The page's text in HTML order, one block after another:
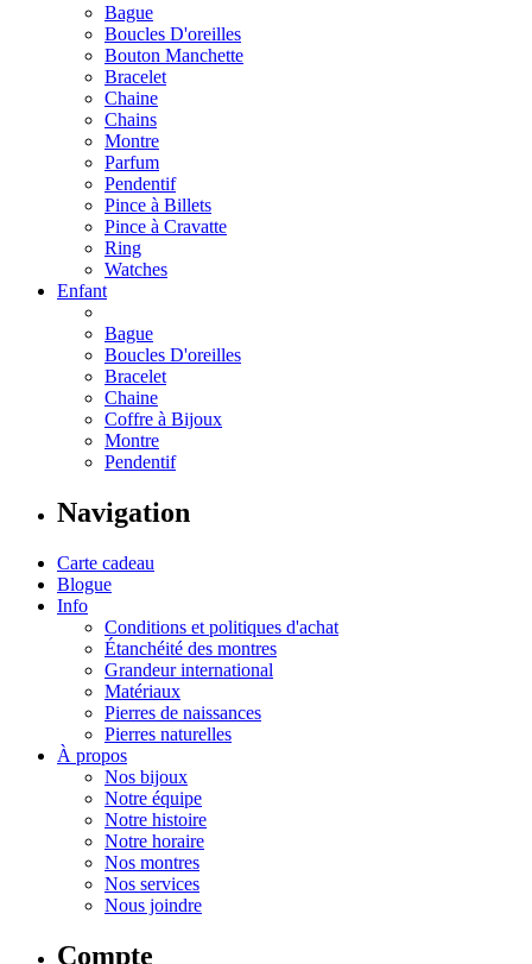
Bague
Boucles D'oreilles
Bouton Manchette
Bracelet
Chaine
Chains
Montre
Parfum
Pendentif
Pince à Billets
Pince à Cravatte
Ring
Watches
Enfant
Bague
Boucles D'oreilles
Bracelet
Chaine
Coffre à Bijoux
Montre
Pendentif
Navigation
Carte cadeau
Blogue
Info
Conditions et politiques d'achat
Étanchéité des montres
Grandeur international
Matériaux
Pierres de naissances
Pierres naturelles
À propos
Nos bijoux
Notre équipe
Notre histoire
Notre horaire
Nos montres
Nos services
Nous joindre
Compte